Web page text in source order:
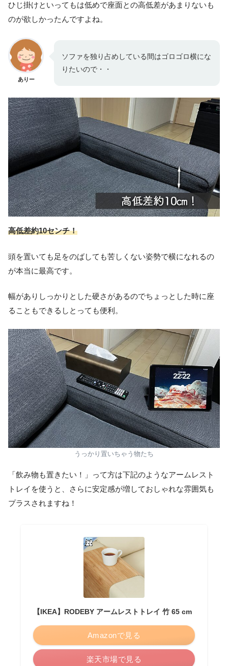
ひじ掛けといってもは低めで座面との高低差があまりないも
のが欲しかったんですよね。
ありー
ソファを独り占めしている間はゴロゴロ横にな
りたいので・・
高低差約10センチ！
頭を置いても足をのばしても苦しくない姿勢で横になれるの
が本当に最高です。
幅がありしっかりとした硬さがあるのでちょっとした時に座
ることもできるしとっても便利。
うっかり置いちゃう物たち
「飲み物も置きたい！」って方は下記のようなアームレスト
トレイを使うと、さらに安定感が増しておしゃれな雰囲気も
プラスされますね！
【IKEA】RODEBY アームレストトレイ 竹 65 cm
Amazonで見る
楽天市場で見る